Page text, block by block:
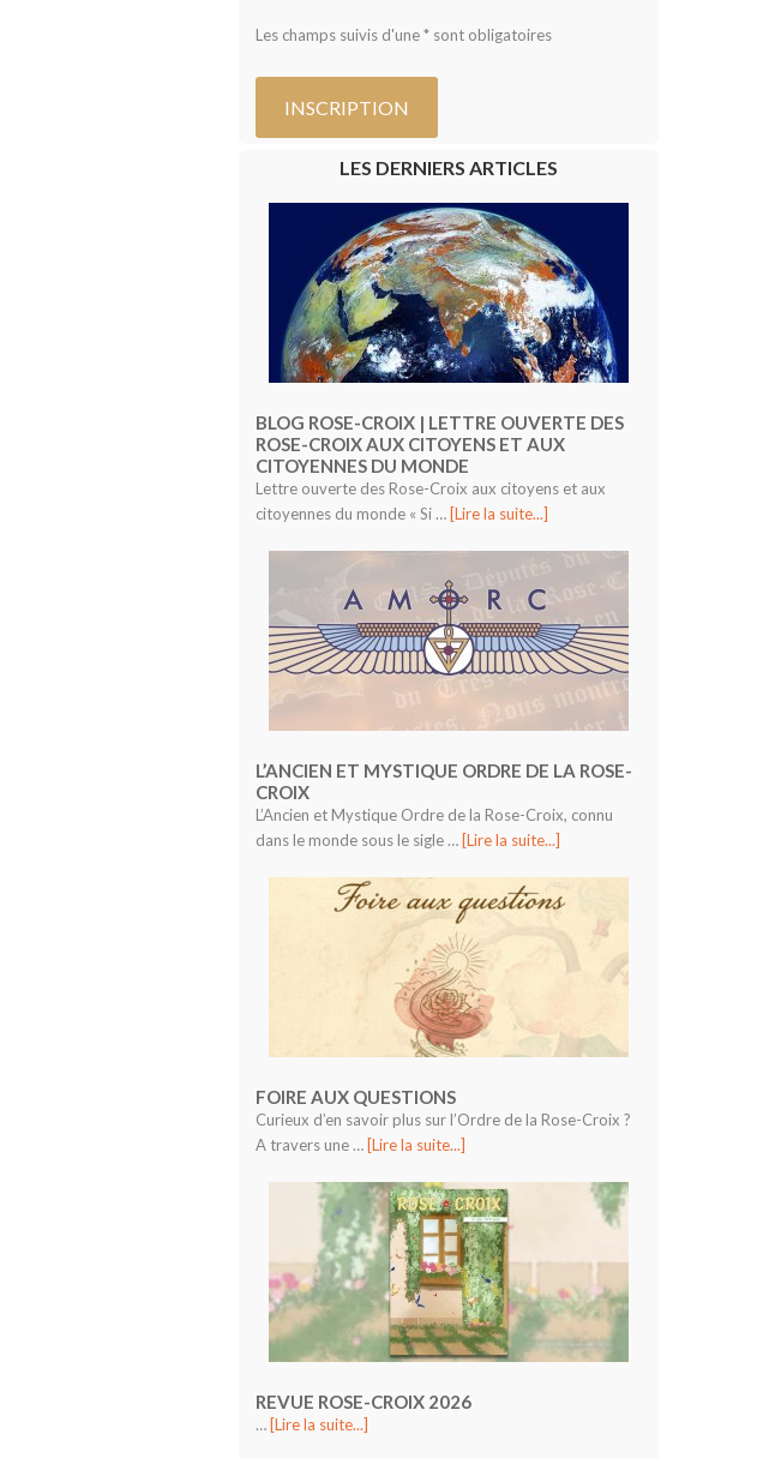
Les champs suivis d'une * sont obligatoires
LES DERNIERS ARTICLES
BLOG ROSE-CROIX | LETTRE OUVERTE DES
ROSE-CROIX AUX CITOYENS ET AUX
CITOYENNES DU MONDE
Lettre ouverte des Rose-Croix aux citoyens et aux
citoyennes du monde « Si … [Lire la suite...]
L’ANCIEN ET MYSTIQUE ORDRE DE LA ROSE-
CROIX
L’Ancien et Mystique Ordre de la Rose-Croix, connu
dans le monde sous le sigle … [Lire la suite...]
FOIRE AUX QUESTIONS
Curieux d’en savoir plus sur l’Ordre de la Rose-Croix ?
A travers une … [Lire la suite...]
REVUE ROSE-CROIX 2026
… [Lire la suite...]